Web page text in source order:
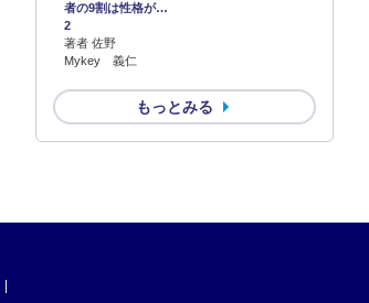
者の9割は性格が…
2
著者 佐野
Mykey 義仁
もっとみる